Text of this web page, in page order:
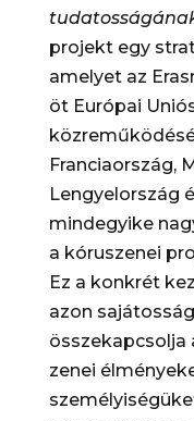
projekt egy
amelyet az
öt Európai
Franciaország,
Lengyelország
mindegyike
a kóruszenei
Ez a konkrét
azon
összekapcsolja
zenei